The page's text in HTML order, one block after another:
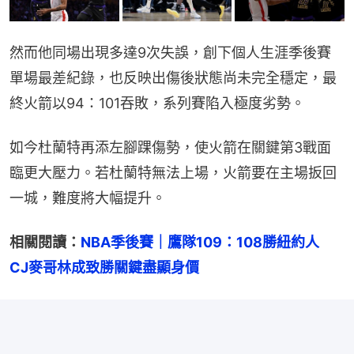
然而他同場出現多達9次失誤，創下個人生涯季後賽
單場最差紀錄，也反映出傷後狀態尚未完全穩定，最
終火箭以94：101吞敗，系列賽陷入極度劣勢。
如今杜蘭特再添左腳踝傷勢，使火箭在關鍵第3戰面
臨更大壓力。若杜蘭特無法上場，火箭要在主場扳回
一城，難度將大幅提升。
相關閱讀： NBA季後賽｜鷹隊109：108勝紐約人
CJ麥哥林成致勝關鍵盡顯身價